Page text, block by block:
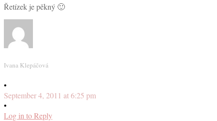
Řetízek je pěkný 🙂
Ivana Klepáčová
•
September 4, 2011 at 6:25 pm
•
Log in to Reply